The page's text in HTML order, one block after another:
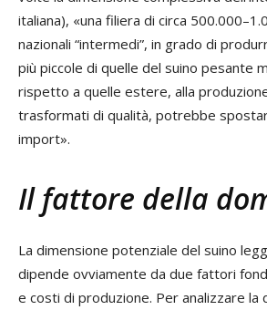
italiana), «una filiera di circa
nazionali “intermedi”, in grado di
più piccole di quelle del suino pesante
rispetto a quelle estere, alla
trasformati di qualità, potrebbe
import».
Il fattore della
La dimensione potenziale del suino
dipende ovviamente da due fattori
e costi di produzione. Per analizzare la